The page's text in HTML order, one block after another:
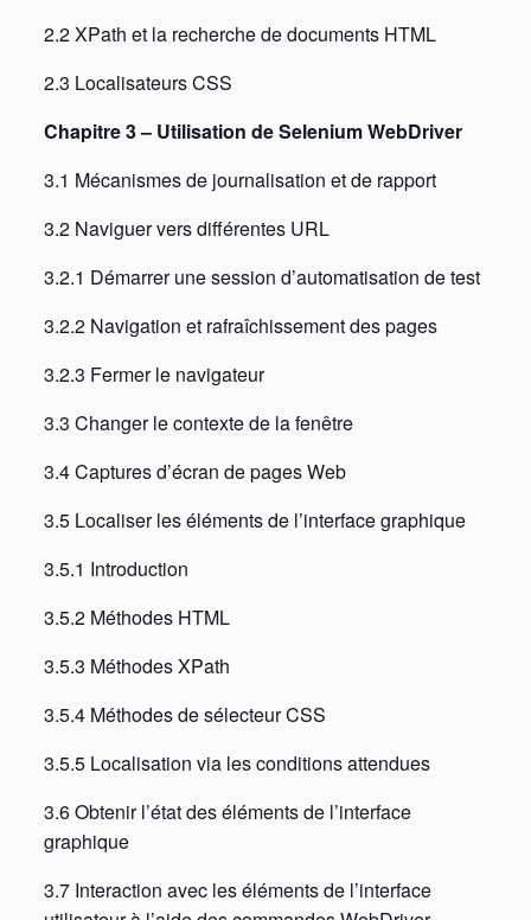
2.2 XPath et la recherche de documents HTML
2.3 Localisateurs CSS
Chapitre 3 – Utilisation de Selenium WebDriver
3.1 Mécanismes de journalisation et de rapport
3.2 Naviguer vers différentes URL
3.2.1 Démarrer une session d’automatisation de test
3.2.2 Navigation et rafraîchissement des pages
3.2.3 Fermer le navigateur
3.3 Changer le contexte de la fenêtre
3.4 Captures d’écran de pages Web
3.5 Localiser les éléments de l’interface graphique
3.5.1 Introduction
3.5.2 Méthodes HTML
3.5.3 Méthodes XPath
3.5.4 Méthodes de sélecteur CSS
3.5.5 Localisation via les conditions attendues
3.6 Obtenir l’état des éléments de l’interface
graphique
3.7 Interaction avec les éléments de l’interface